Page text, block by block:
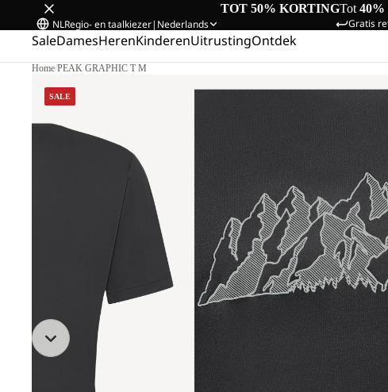
TOT 50% KORTINGTot 40%
Gratis
NLRegio- en taalkiezer| Nederlands
SaleDamesHerenKinderenUitrustingOntdek
Home/PEAK GRAPHIC T M
SALE